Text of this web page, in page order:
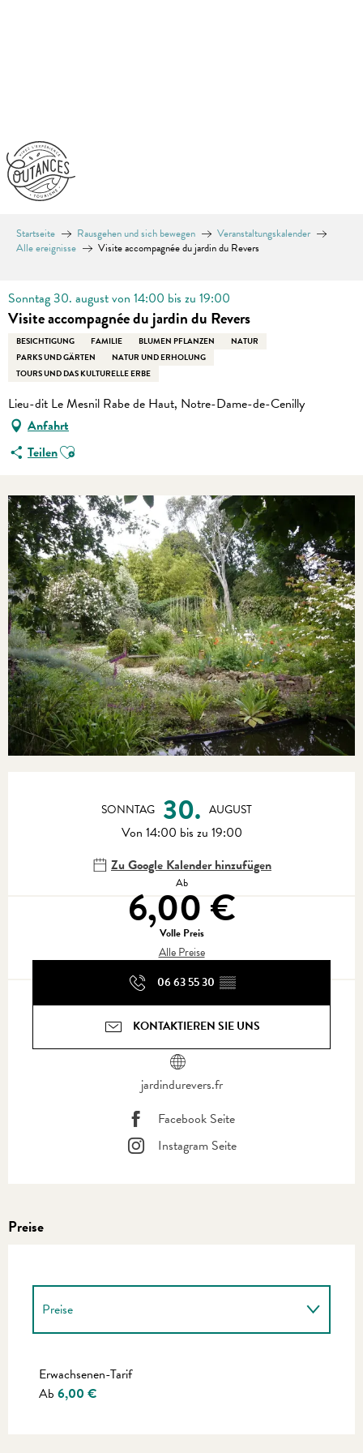
Startseite Rausgehen und sich bewegen
Veranstaltungskalender
Alle ereignisse
Visite accompagnée du jardin du Revers
Sonntag 30. august von 14:00 bis zu 19:00
Visite accompagnée du jardin du Revers
BESICHTIGUNG FAMILIE BLUMEN PFLANZEN
NATUR
PARKS UND GÄRTEN
NATUR UND ERHOLUNG
TOURS UND DAS KULTURELLE ERBE
Lieu-dit Le Mesnil Rabe de Haut, Notre-Dame-de-Cenilly
Anfahrt
TeilenAjouter aux favoris
SONNTAG 30. AUGUST
Von 14:00 bis zu 19:00
Zu Google Kalender hinzufügen
Ab
6,00 €
Volle Preis
Alle Preise
06 63 55 30 ▒▒
KONTAKTIEREN SIE UNS
jardindurevers.fr
Facebook Seite
Instagram Seite
Preise
Preise
Erwachsenen-Tarif
Ab 6,00 €